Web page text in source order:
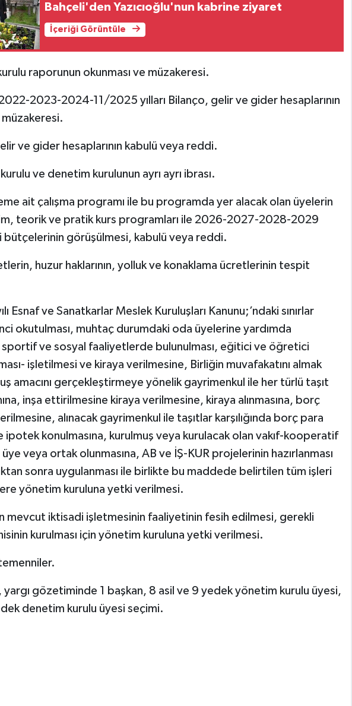
Bahçeli'den Yazıcıoğlu'nun kabrine ziyaret
İçeriği Görüntüle
raporunun okunması ve müzakeresi.
2023-2024-11/2025 yılları Bilanço, gelir ve gider hesaplarının
müzakeresi.
ve gider hesaplarının kabulü veya reddi.
ve denetim kurulunun ayrı ayrı ibrası.
ait çalışma programı ile bu programda yer alacak olan üyelerin
teorik ve pratik kurs programları ile 2026-2027-2028-2029
bütçelerinin görüşülmesi, kabulü veya reddi.
huzur haklarının, yolluk ve konaklama ücretlerinin tespit
Esnaf ve Sanatkarlar Meslek Kuruluşları Kanunu;’ndaki sınırlar
okutulması, muhtaç durumdaki oda üyelerine yardımda
sportif ve sosyal faaliyetlerde bulunulması, eğitici ve öğretici
işletilmesi ve kiraya verilmesine, Birliğin muvafakatını almak
amacını gerçekleştirmeye yönelik gayrimenkul ile her türlü taşıt
inşa ettirilmesine kiraya verilmesine, kiraya alınmasına, borç
alınacak gayrimenkul ile taşıtlar karşılığında borç para
ipotek konulmasına, kurulmuş veya kurulacak olan vakıf-kooperatif
veya ortak olunmasına, AB ve İŞ-KUR projelerinin hazırlanması
sonra uygulanması ile birlikte bu maddede belirtilen tüm işleri
yönetim kuruluna yetki verilmesi.
mevcut iktisadi işletmesinin faaliyetinin fesih edilmesi, gerekli
kurulması için yönetim kuruluna yetki verilmesi.
yargı gözetiminde 1 başkan, 8 asil ve 9 yedek yönetim kurulu üyesi,
denetim kurulu üyesi seçimi.